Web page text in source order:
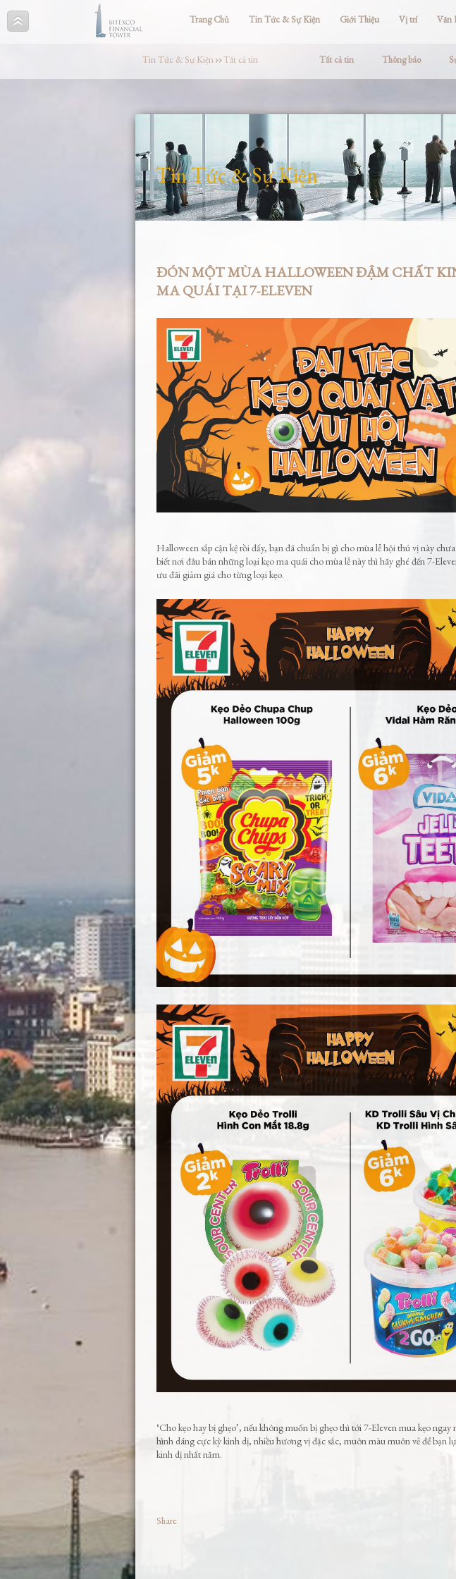
Trang Chủ Tin Tức & Sự Kiện Giới Thiệu Vị trí Văn
Tin Tức & Sự Kiện ››Tất cả tin Tất cả tin Thông báo
Tin Tức & Sự Kiện
ĐÓN MỘT MÙA HALLOWEEN ĐẬM CHẤT
MA QUÁI TẠI 7-ELEVEN
Halloween sắp cận kệ rồi đấy, bạn đã chuẩn bị gì cho mùa lễ hội thú vị này
biết nơi đâu bán những loại kẹo ma quái cho mùa lễ này thì hãy ghé đến 7-
ưu đãi giảm giá cho từng loại kẹo.
‘Cho kẹo hay bị ghẹo’, nếu không muốn bị ghẹo thì tới 7-Eleven mua kẹo
hình dáng cực kỳ kinh dị, nhiều hương vị đặc sắc, muôn màu muôn vẻ để bạn
kinh dị nhất năm.
Share